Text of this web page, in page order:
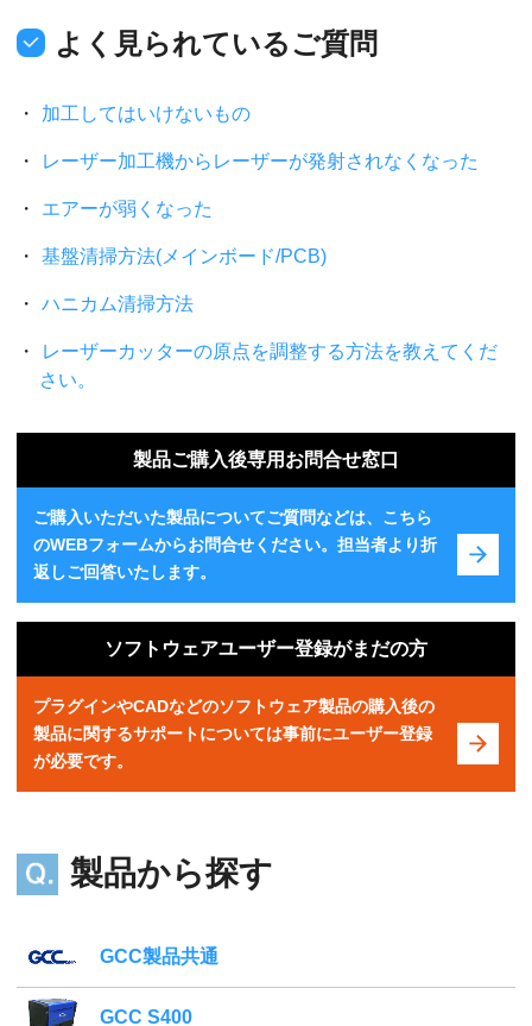
よく見られているご質問
加工してはいけないもの
レーザー加工機からレーザーが発射されなくなった
エアーが弱くなった
基盤清掃方法(メインボード/PCB)
ハニカム清掃方法
レーザーカッターの原点を調整する方法を教えてくだ
さい。
製品ご購入後専用お問合せ窓口
ご購入いただいた製品についてご質問などは、こちら
のWEBフォームからお問合せください。担当者より折
返しご回答いたします。
ソフトウェアユーザー登録がまだの方
プラグインやCADなどのソフトウェア製品の購入後の
製品に関するサポートについては事前にユーザー登録
が必要です。
製品から探す
GCC製品共通
GCC S400